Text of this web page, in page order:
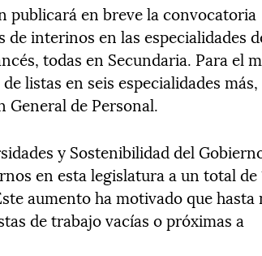
publicará en breve la convocatoria
interinos en las especialidades
todas en Secundaria. Para el
listas en seis especialidades más,
General de Personal.
y Sostenibilidad del
en esta legislatura a un total de
aumento ha motivado que hasta
de trabajo vacías o próximas a